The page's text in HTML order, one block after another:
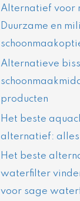
Alternatief voor
Duurzame en
Alternatieve
producten
Het beste
alternatief:
Het beste
waterfilter
voor sage